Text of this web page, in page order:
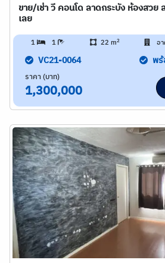
ขาย/เช่า วี คอนโด ลาดกระบัง ห้องสวย
เลย
1 1 22 m2 อ
VC21-0064 พ
ราคา (บาท)
1,300,000